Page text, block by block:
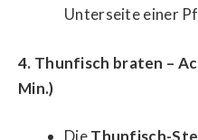
Unterseite einer
4. Thunfisch braten –
Min.)
DieThunfisch-